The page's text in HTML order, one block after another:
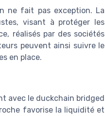
ne fait pas exception. La
visant à protéger les
réalisés par des sociétés
peuvent ainsi suivre le
en place.
avec le duckchain bridged
favorise la liquidité et